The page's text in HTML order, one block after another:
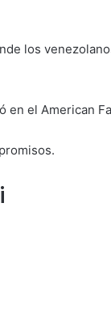
los
el American